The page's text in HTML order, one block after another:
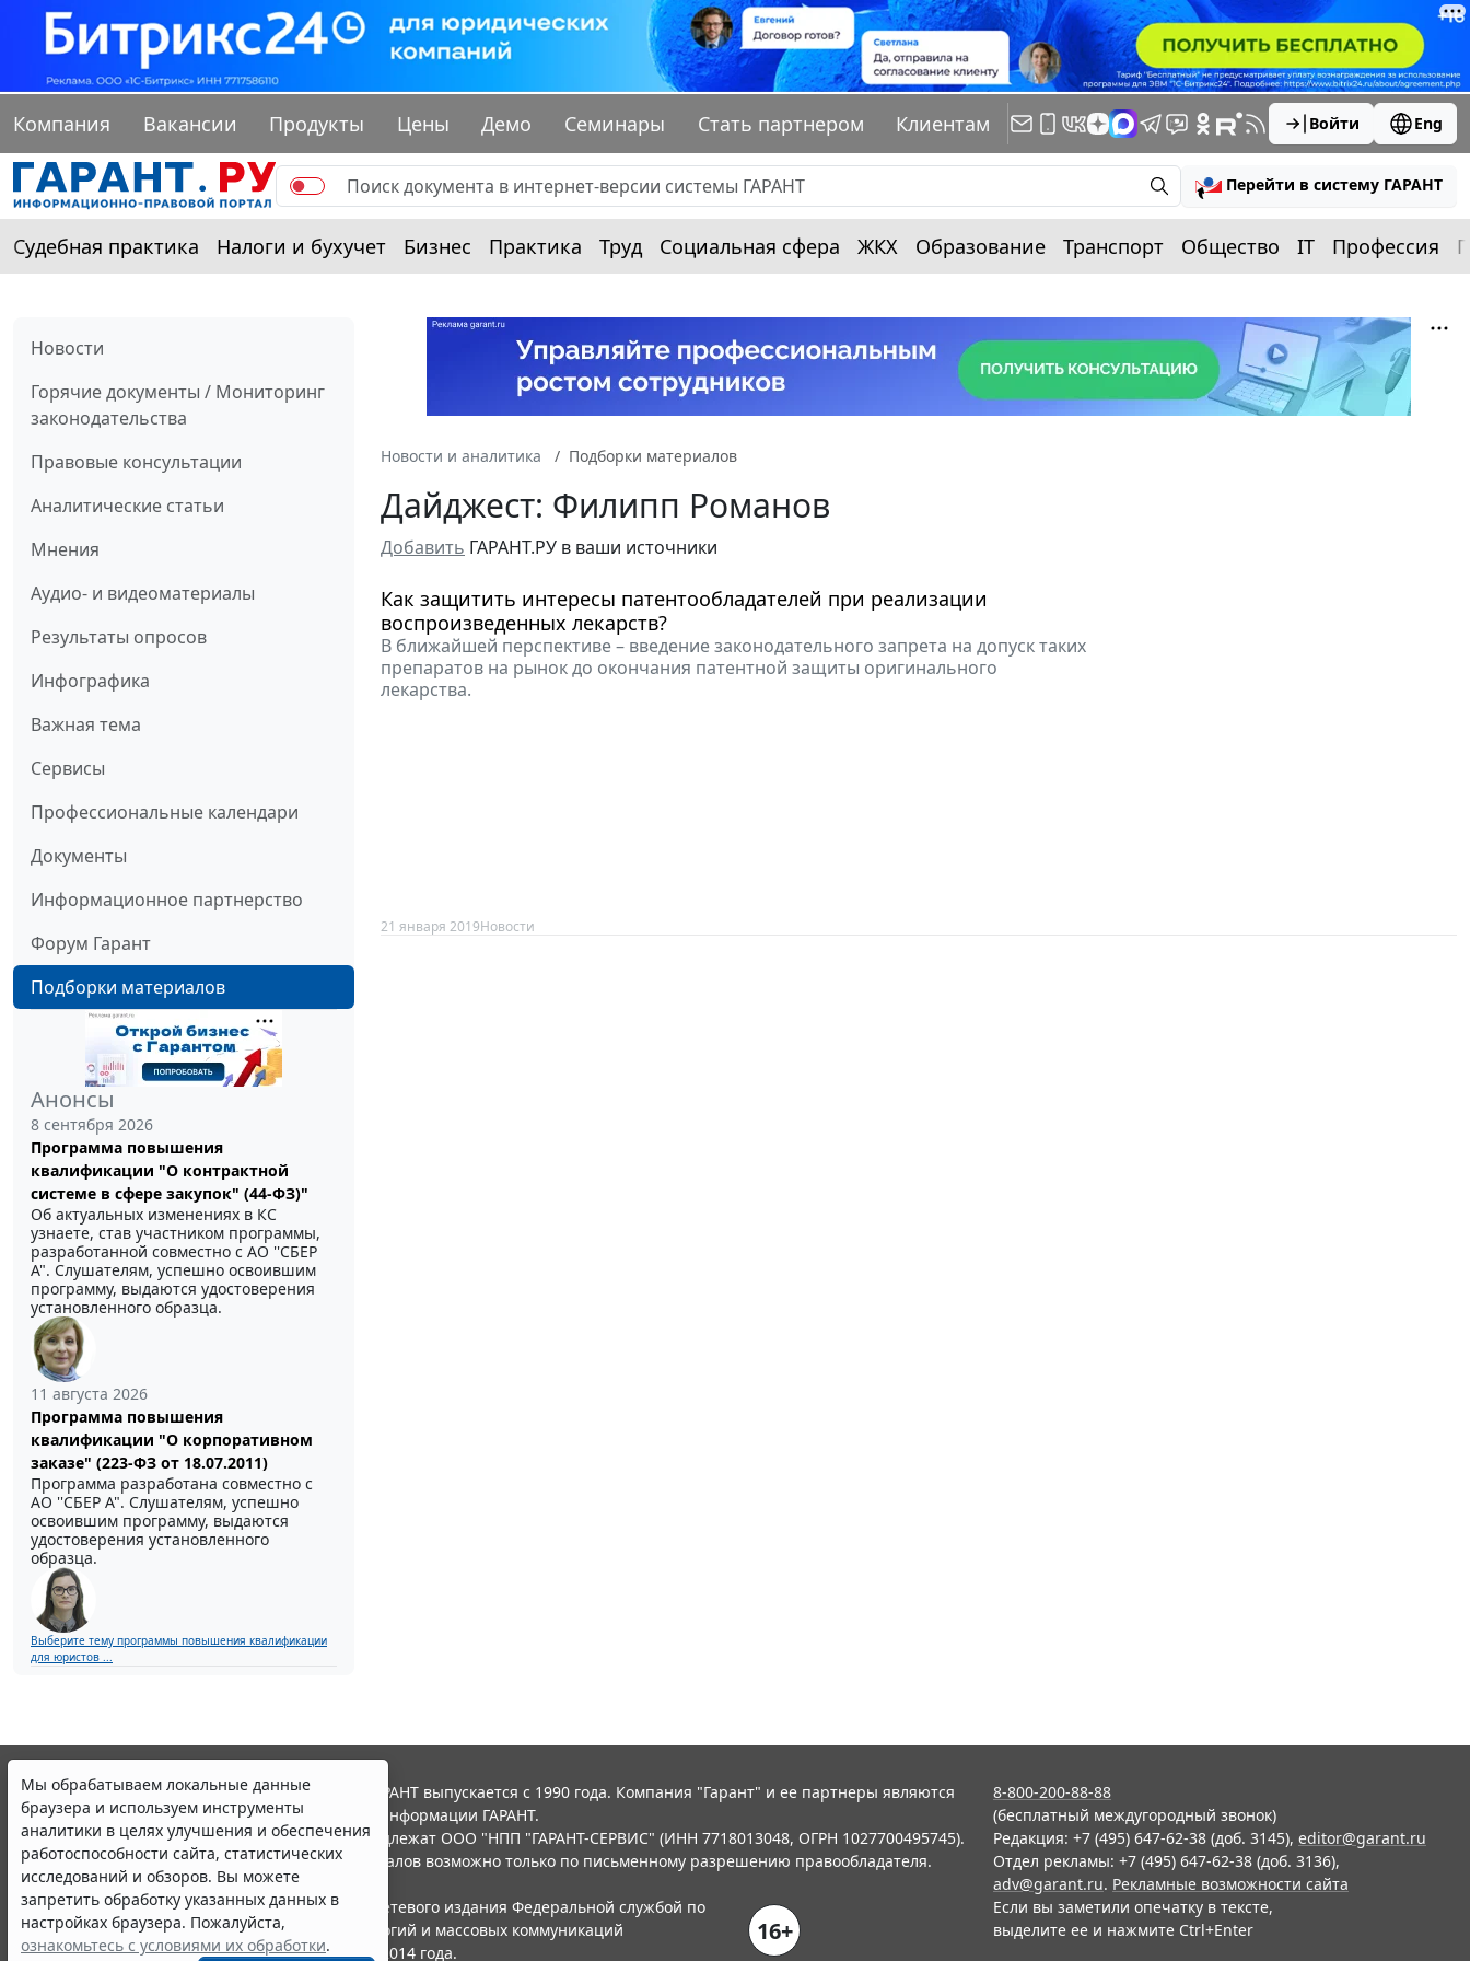
Компания Вакансии Продукты Цены Демо Семинары Стать партнером Клиентам Войти Eng
Перейти в систему ГАРАНТ
Судебная практика Налоги и бухучет Бизнес Практика Труд Социальная сфера ЖКХ Образование Транспорт Общество IT Профессия
Новости
Горячие документы / Мониторинг
законодательства
Правовые консультации
Аналитические статьи
Мнения
Аудио- и видеоматериалы
Результаты опросов
Инфографика
Важная тема
Сервисы
Профессиональные календари
Документы
Информационное партнерство
Форум Гарант
Подборки материалов
Анонсы
8 сентября 2026
Программа повышения
квалификации "О контрактной
системе в сфере закупок" (44-ФЗ)"
Об актуальных изменениях в КС
узнаете, став участником программы,
разработанной совместно с АО ''СБЕР
А". Слушателям, успешно освоившим
программу, выдаются удостоверения
установленного образца.
11 августа 2026
Программа повышения
квалификации "О корпоративном
заказе" (223-ФЗ от 18.07.2011)
Программа разработана совместно с
АО ''СБЕР А". Слушателям, успешно
освоившим программу, выдаются
удостоверения установленного
образца.
Выберите тему программы повышения квалификации
для юристов ...
Новости и аналитика Подборки материалов
Дайджест: Филипп Романов
Добавить ГАРАНТ.РУ в ваши источники
Как защитить интересы патентообладателей при реализации
воспроизведенных лекарств?
В ближайшей перспективе – введение законодательного запрета на допуск таких
препаратов на рынок до окончания патентной защиты оригинального
лекарства.
21 января 2019Новости
Мы обрабатываем локальные данные
браузера и используем инструменты
аналитики в целях улучшения и обеспечения
работоспособности сайта, статистических
исследований и обзоров. Вы можете
запретить обработку указанных данных в
настройках браузера. Пожалуйста,
ознакомьтесь с условиями их обработки.
© ООО "НПП "ГАРАНТ-СЕРВИС", 2026. Система ГАРАНТ выпускается с 1990 года. Компания "Гарант" и ее партнеры являются
участниками Российской ассоциации правовой информации ГАРАНТ.
Все права на материалы сайта ГАРАНТ.РУ принадлежат ООО "НПП "ГАРАНТ-СЕРВИС" (ИНН 7718013048, ОГРН 1027700495745).
Полное или частичное воспроизведение материалов возможно только по письменному разрешению правообладателя.
Правила использования портала.
Портал ГАРАНТ.РУ зарегистрирован в качестве сетевого издания Федеральной службой по
надзору в сфере связи,информационных технологий и массовых коммуникаций
(Роскомнадзором), Эл № ФС77-58365 от 18 июня 2014 года.
16+
8-800-200-88-88
(бесплатный междугородный звонок)
Редакция: +7 (495) 647-62-38 (доб. 3145), editor@garant.ru
Отдел рекламы: +7 (495) 647-62-38 (доб. 3136),
adv@garant.ru. Рекламные возможности сайта
Если вы заметили опечатку в тексте,
выделите ее и нажмите Ctrl+Enter